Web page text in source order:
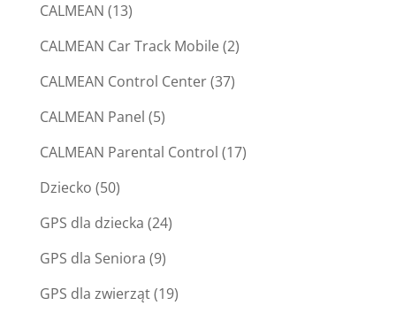
CALMEAN (13)
CALMEAN Car Track Mobile(2)
CALMEAN Control Center(37)
CALMEAN Panel (5)
CALMEAN Parental Control (17)
Dziecko (50)
GPS dla dziecka (24)
GPS dla Seniora (9)
GPS dla zwierząt(19)